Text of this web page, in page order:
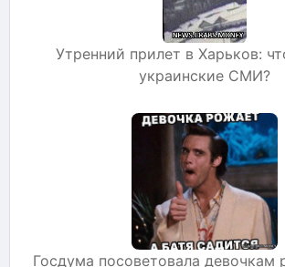
Утренний прилет в Харьков:
украинские СМИ?
Госдума посоветовала девочкам